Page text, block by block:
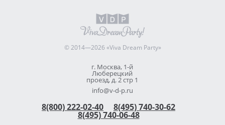
© 2014—2026 «Viva Dream Party»
г. Москва, 1-й
Люберецкий
проезд, д. 2 стр 1
info@v-d-p.ru
8(800) 222-02-40 8(495) 740-30-62
8(495) 740-06-48